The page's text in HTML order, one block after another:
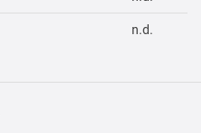
n.d.